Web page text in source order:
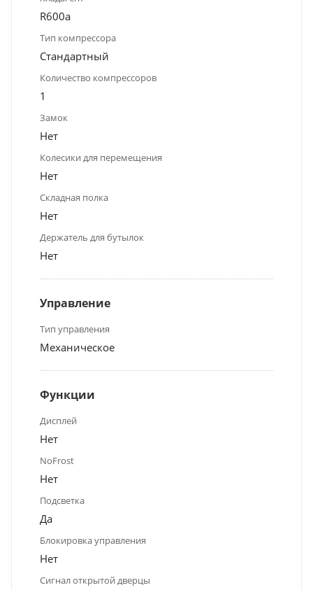
R600a
Тип компрессора
Стандартный
Количество компрессоров
1
Замок
Нет
Колесики для перемещения
Нет
Складная полка
Нет
Держатель для бутылок
Нет
Управление
Тип управления
Механическое
Функции
Дисплей
Нет
NoFrost
Нет
Подсветка
Да
Блокировка управления
Нет
Сигнал открытой дверцы